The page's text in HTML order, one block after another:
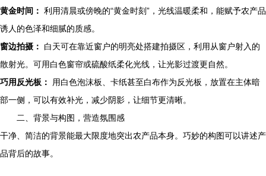
黄金时间： 利用清晨或傍晚的“黄金时刻”，光线温暖柔和，能赋予农产品
诱人的色泽和细腻的质感。
窗边拍摄：
白天可在靠近窗户的明亮处搭建拍摄区，利用从窗户射入的
散射光。可用白色窗帘或硫酸纸柔化光线，让光影过渡更自然。
巧用反光板：
用白色泡沫板、卡纸甚至白布作为反光板，放置在主体暗
部一侧，可以有效补光，减少阴影，让细节更清晰。
二、背景与构图，营造氛围感
干净、简洁的背景能最大限度地突出农产品本身。巧妙的构图可以讲述产
品背后的故事。